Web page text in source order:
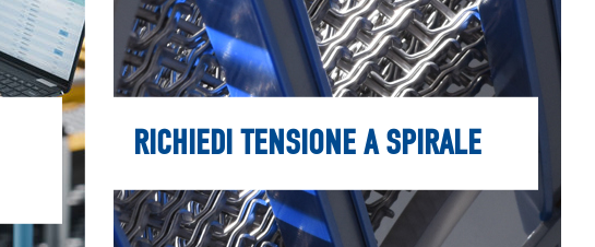
RICHIEDI TENSIONE A SPIRALE